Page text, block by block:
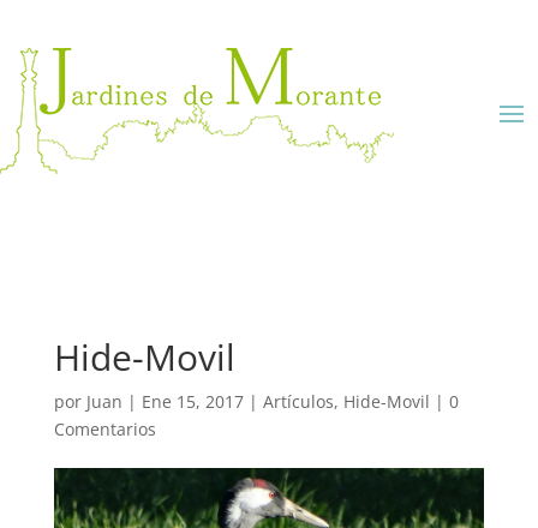
Hide-Movil
por Juan | Ene 15, 2017| Artículos, Hide-Movil | 0
Comentarios